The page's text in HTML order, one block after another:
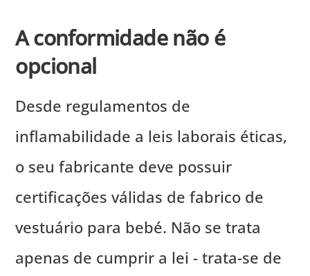
A conformidade não é
opcional
Desde regulamentos de
inflamabilidade a leis laborais éticas,
o seu fabricante deve possuir
certificações válidas de fabrico de
vestuário para bebé. Não se trata
apenas de cumprir a lei - trata-se de